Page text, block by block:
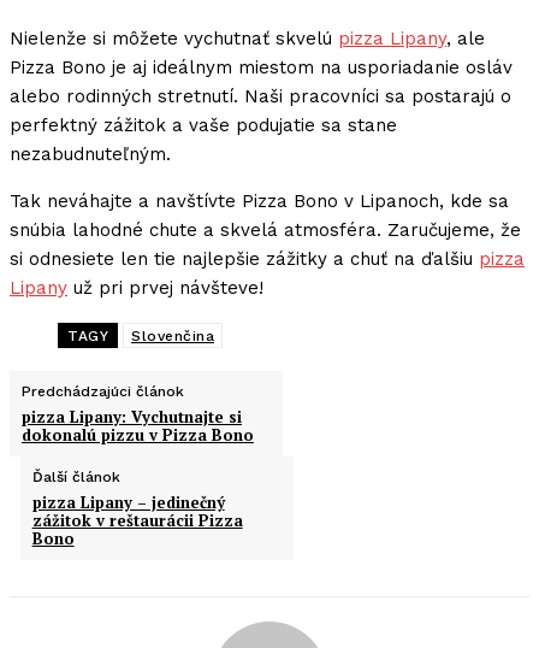
Nielenže si môžete vychutnať skvelú pizza Lipany, ale
Pizza Bono je aj ideálnym miestom na usporiadanie osláv
alebo rodinných stretnutí. Naši pracovníci sa postarajú o
perfektný zážitok a vaše podujatie sa stane
nezabudnuteľným.
Tak neváhajte a navštívte Pizza Bono v Lipanoch, kde sa
snúbia lahodné chute a skvelá atmosféra. Zaručujeme, že
si odnesiete len tie najlepšie zážitky a chuť na ďalšiu pizza
Lipany už pri prvej návšteve!
TAGY Slovenčina
Predchádzajúci článok
pizza Lipany: Vychutnajte si
dokonalú pizzu v Pizza Bono
Ďalší článok
pizza Lipany – jedinečný
zážitok v reštaurácii Pizza
Bono